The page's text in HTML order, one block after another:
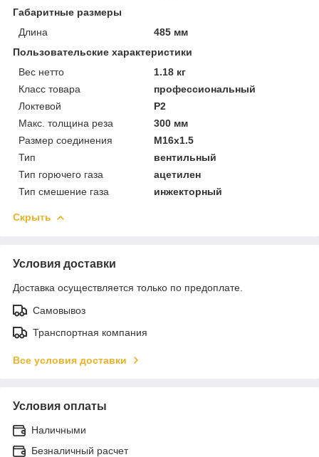
Габаритные размеры
Длина
485 мм
Пользовательские характеристики
Вес нетто
1.18 кг
Класс товара
профессиональный
Локтевой
P2
Макс. толщина реза
300 мм
Размер соединения
M16x1.5
Тип
вентильный
Тип горючего газа
ацетилен
Тип смешение газа
инжекторный
Скрыть
Условия доставки
Доставка осуществляется только по предоплате.
Самовывоз
Транспортная компания
Все условия доставки
Условия оплаты
Наличными
Безналичный расчет